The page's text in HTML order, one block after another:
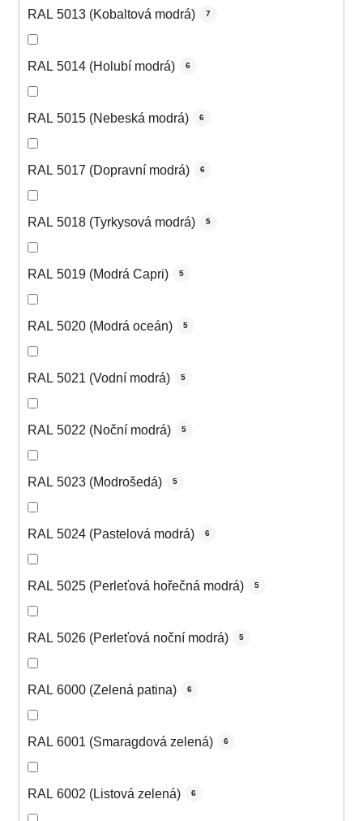
RAL 5013 (Kobaltová modrá) 7
RAL 5014 (Holubí modrá) 6
RAL 5015 (Nebeská modrá) 6
RAL 5017 (Dopravní modrá) 6
RAL 5018 (Tyrkysová modrá) 5
RAL 5019 (Modrá Capri) 5
RAL 5020 (Modrá oceán) 5
RAL 5021 (Vodní modrá) 5
RAL 5022 (Noční modrá) 5
RAL 5023 (Modrošedá) 5
RAL 5024 (Pastelová modrá) 6
RAL 5025 (Perleťová hořečná modrá) 5
RAL 5026 (Perleťová noční modrá) 5
RAL 6000 (Zelená patina) 6
RAL 6001 (Smaragdová zelená) 6
RAL 6002 (Listová zelená) 6